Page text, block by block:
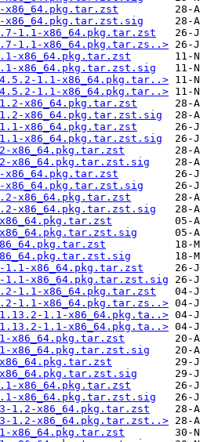
1.1-x86_64.pkg.tar.zst
1.1-x86_64.pkg.tar.zs..>
x86_64.pkg.tar.zst
x86_64.pkg.tar.zst.sig
1.1-x86_64.pkg.tar..>
1.1-x86_64.pkg.tar..>
x86_64.pkg.tar.zst
x86_64.pkg.tar.zst.sig
x86_64.pkg.tar.zst
x86_64.pkg.tar.zst.sig
x86_64.pkg.tar.zst
x86_64.pkg.tar.zst.sig
x86_64.pkg.tar.zst
x86_64.pkg.tar.zst.sig
x86_64.pkg.tar.zst
x86_64.pkg.tar.zst.sig
1.1-x86_64.pkg.tar.zst
1.1-x86_64.pkg.tar.zs..>
1.1-x86_64.pkg.ta..>
1.1-x86_64.pkg.ta..>
x86_64.pkg.tar.zst
x86_64.pkg.tar.zst.sig
x86_64.pkg.tar.zst
x86_64.pkg.tar.zst.sig
1.2-x86_64.pkg.tar.zst
1.2-x86_64.pkg.tar.zst..>